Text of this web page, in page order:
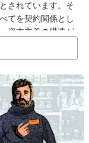
されています。そ
てを契約関係とし
資本主義の構造が
が教えてくれる解
」